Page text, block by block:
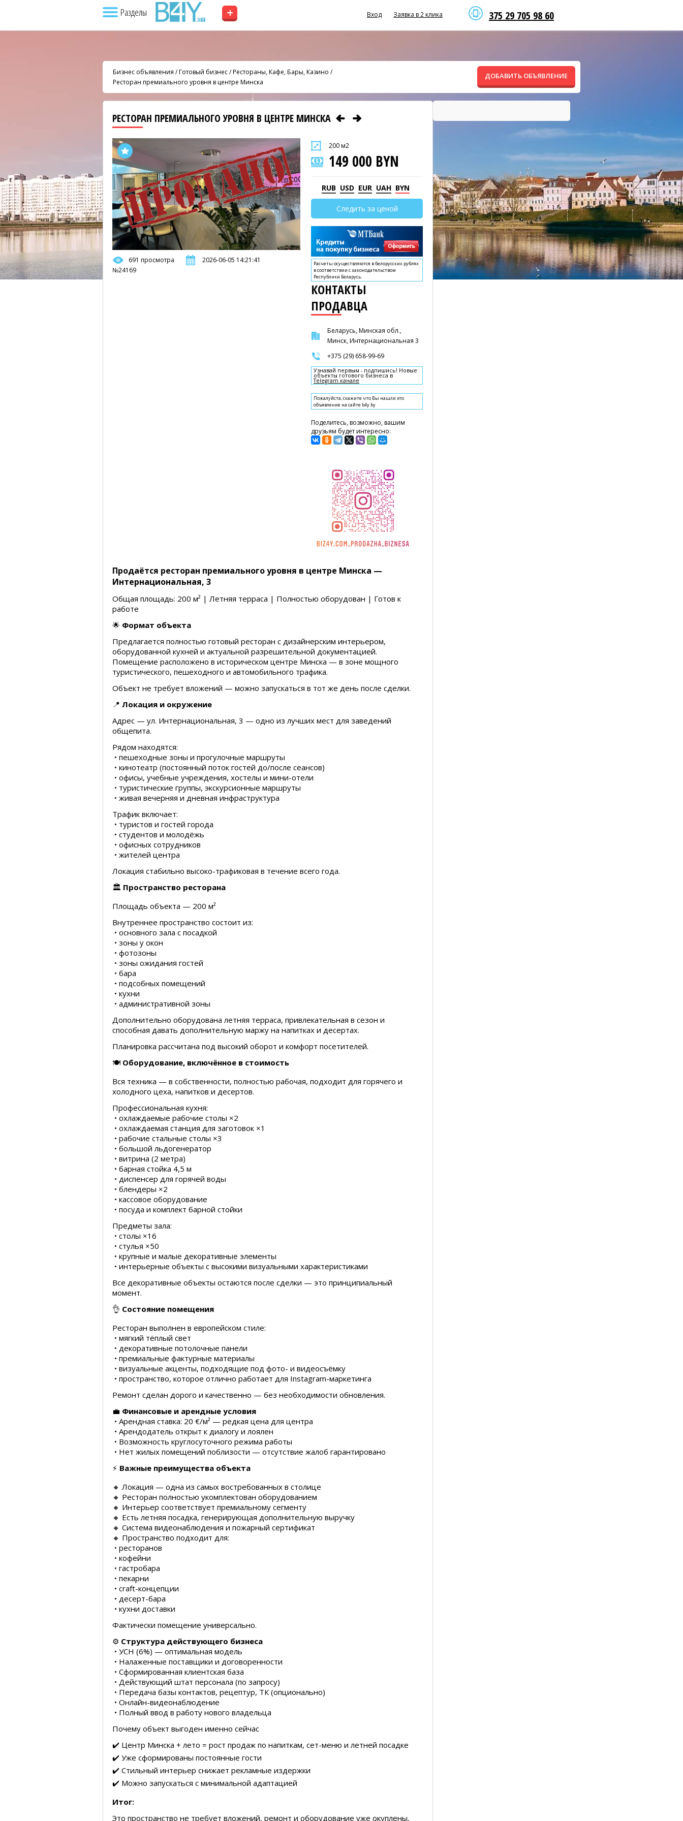
Разделы + 375 29 705 98 60
Вход Заявка в 2 клика
Бизнес объявления /Готовый бизнес/Рестораны, Кафе, Бары, Казино /
Ресторан премиального уровня в центре Минска
ДОБАВИТЬ ОБЪЯВЛЕНИЕ
РЕСТОРАН ПРЕМИАЛЬНОГО УРОВНЯ В ЦЕНТРЕ МИНСКА
691 просмотра
2026-06-05 14:21:41
№24169
200 м2
149 000 BYN
RUB USD EUR UAH BYN
Следить за ценой
Расчеты осуществляются в белорусских рублях
в соответствии с законодательством
Республики Беларусь.
КОНТАКТЫ
ПРОДАВЦА
Беларусь, Минская обл.,
Минск, Интернациональная 3
+375 (29) 658-99-69
Узнавай первым - подпишись! Новые
объекты готового бизнеса в
Telegram канале
Пожалуйста, скажите что Вы нашли это
объявление на сайте b4y.by
Поделитесь, возможно, вашим
друзьям будет интересно:
Продаётся ресторан премиального уровня в центре Минска —
Интернациональная, 3
Общая площадь: 200 м² | Летняя терраса | Полностью оборудован | Готов к
работе
🌟 Формат объекта
Предлагается полностью готовый ресторан с дизайнерским интерьером,
оборудованной кухней и актуальной разрешительной документацией.
Помещение расположено в историческом центре Минска — в зоне мощного
туристического, пешеходного и автомобильного трафика.
Объект не требует вложений — можно запускаться в тот же день после сделки.
📍 Локация и окружение
Адрес — ул. Интернациональная, 3 — одно из лучших мест для заведений
общепита.
Рядом находятся:
• пешеходные зоны и прогулочные маршруты
• кинотеатр (постоянный поток гостей до/после сеансов)
• офисы, учебные учреждения, хостелы и мини-отели
• туристические группы, экскурсионные маршруты
• живая вечерняя и дневная инфраструктура
Трафик включает:
• туристов и гостей города
• студентов и молодёжь
• офисных сотрудников
• жителей центра
Локация стабильно высоко-трафиковая в течение всего года.
🏛 Пространство ресторана
Площадь объекта — 200 м²
Внутреннее пространство состоит из:
• основного зала с посадкой
• зоны у окон
• фотозоны
• зоны ожидания гостей
• бара
• подсобных помещений
• кухни
• административной зоны
Дополнительно оборудована летняя терраса, привлекательная в сезон и
способная давать дополнительную маржу на напитках и десертах.
Планировка рассчитана под высокий оборот и комфорт посетителей.
🍽 Оборудование, включённое в стоимость
Вся техника — в собственности, полностью рабочая, подходит для горячего и
холодного цеха, напитков и десертов.
Профессиональная кухня:
• охлаждаемые рабочие столы ×2
• охлаждаемая станция для заготовок ×1
• рабочие стальные столы ×3
• большой льдогенератор
• витрина (2 метра)
• барная стойка 4,5 м
• диспенсер для горячей воды
• блендеры ×2
• кассовое оборудование
• посуда и комплект барной стойки
Предметы зала:
• столы ×16
• стулья ×50
• крупные и малые декоративные элементы
• интерьерные объекты с высокими визуальными характеристиками
Все декоративные объекты остаются после сделки — это принципиальный
момент.
👌 Состояние помещения
Ресторан выполнен в европейском стиле:
• мягкий тёплый свет
• декоративные потолочные панели
• премиальные фактурные материалы
• визуальные акценты, подходящие под фото- и видеосъёмку
• пространство, которое отлично работает для Instagram-маркетинга
Ремонт сделан дорого и качественно — без необходимости обновления.
💼 Финансовые и арендные условия
• Арендная ставка: 20 €/м² — редкая цена для центра
• Арендодатель открыт к диалогу и лоялен
• Возможность круглосуточного режима работы
• Нет жилых помещений поблизости — отсутствие жалоб гарантировано
⚡️ Важные преимущества объекта
🔸 Локация — одна из самых востребованных в столице
🔸 Ресторан полностью укомплектован оборудованием
🔸 Интерьер соответствует премиальному сегменту
🔸 Есть летняя посадка, генерирующая дополнительную выручку
🔸 Система видеонаблюдения и пожарный сертификат
🔸 Пространство подходит для:
• ресторанов
• кофейни
• гастробара
• пекарни
• craft-концепции
• десерт-бара
• кухни доставки
Фактически помещение универсально.
⚙️ Структура действующего бизнеса
• УСН (6%) — оптимальная модель
• Налаженные поставщики и договоренности
• Сформированная клиентская база
• Действующий штат персонала (по запросу)
• Передача базы контактов, рецептур, ТК (опционально)
• Онлайн-видеонаблюдение
• Полный ввод в работу нового владельца
Почему объект выгоден именно сейчас
✔️ Центр Минска + лето = рост продаж по напиткам, сет-меню и летней посадке
✔️ Уже сформированы постоянные гости
✔️ Стильный интерьер снижает рекламные издержки
✔️ Можно запускаться с минимальной адаптацией
Итог:
Это пространство не требует вложений, ремонт и оборудование уже окуплены,